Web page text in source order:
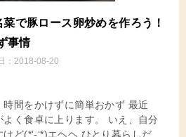
で豚ロース卵炒めを作ろう！
事情
： 2018-08-20
間をかけずに簡単おかず 最近
く食卓に上ります。 いえ、自分
ど(*’-‘*)エヘヘ ひとり暮らしだ